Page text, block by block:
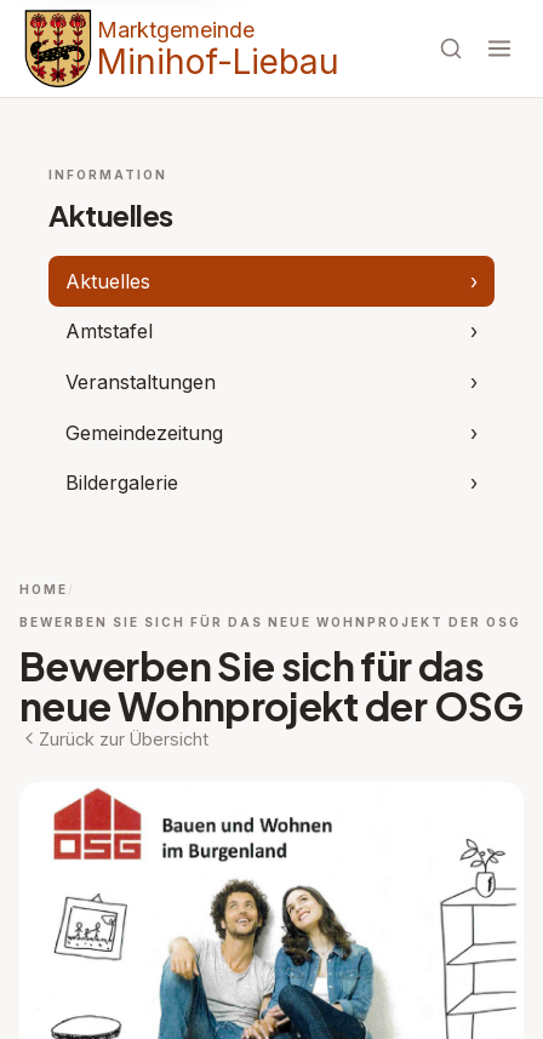
Marktgemeinde
Minihof-Liebau
INFORMATION
Aktuelles
Aktuelles ›
Amtstafel ›
Veranstaltungen ›
Gemeindezeitung ›
Bildergalerie ›
HOME
BEWERBEN SIE SICH FÜR DAS NEUE WOHNPROJEKT DER OSG
Bewerben Sie sich für das
neue Wohnprojekt der OSG
Zurück zur Übersicht